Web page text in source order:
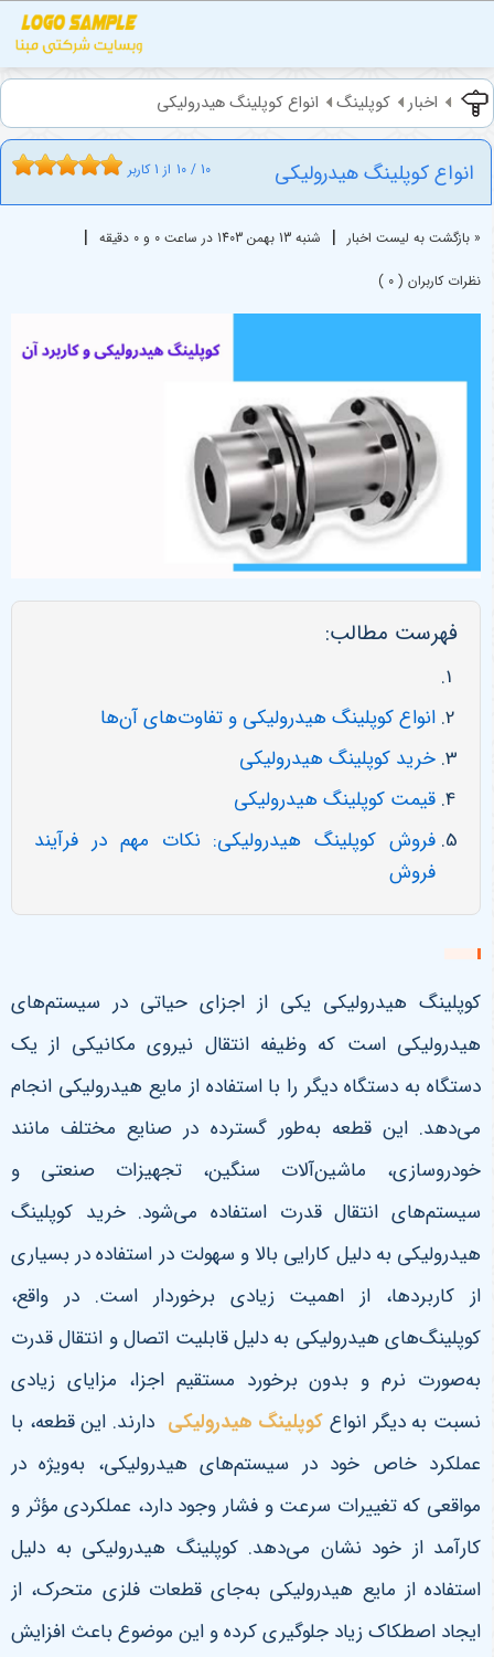
اخبار کوپلینگ انواع کوپلینگ هیدرولیکی
انواع کوپلینگ هیدرولیکی 10 / 10 از 1 کاربر
« بازگشت به لیست اخبار | شنبه 13 بهمن 1403 در ساعت 0 و 0 دقیقه |
نظرات کاربران ( 0 )
فهرست مطالب:
انواع کوپلینگ هیدرولیکی و تفاوت‌های آن‌ها
خرید کوپلینگ هیدرولیکی
قیمت کوپلینگ هیدرولیکی
فروش کوپلینگ هیدرولیکی: نکات مهم در فرآیند
فروش
کوپلینگ هیدرولیکی یکی از اجزای حیاتی در سیستم‌های
هیدرولیکی است که وظیفه انتقال نیروی مکانیکی از یک
دستگاه به دستگاه دیگر را با استفاده از مایع هیدرولیکی انجام
می‌دهد. این قطعه به‌طور گسترده در صنایع مختلف مانند
خودروسازی، ماشین‌آلات سنگین، تجهیزات صنعتی و
سیستم‌های انتقال قدرت استفاده می‌شود. خرید کوپلینگ
هیدرولیکی به دلیل کارایی بالا و سهولت در استفاده در بسیاری
از کاربردها، از اهمیت زیادی برخوردار است. در واقع،
کوپلینگ‌های هیدرولیکی به دلیل قابلیت اتصال و انتقال قدرت
به‌صورت نرم و بدون برخورد مستقیم اجزا، مزایای زیادی
نسبت به دیگر انواع کوپلینگ‌ هیدرولیکی دارند. این قطعه، با
عملکرد خاص خود در سیستم‌های هیدرولیکی، به‌ویژه در
مواقعی که تغییرات سرعت و فشار وجود دارد، عملکردی مؤثر و
کارآمد از خود نشان می‌دهد. کوپلینگ هیدرولیکی به دلیل
استفاده از مایع هیدرولیکی به‌جای قطعات فلزی متحرک، از
ایجاد اصطکاک زیاد جلوگیری کرده و این موضوع باعث افزایش